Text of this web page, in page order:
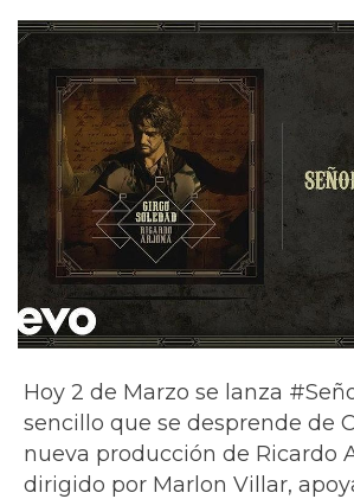
Hoy 2 de Marzo se lanza
sencillo que se desprende de
nueva producción de Ricardo
dirigido por Marlon Villar,